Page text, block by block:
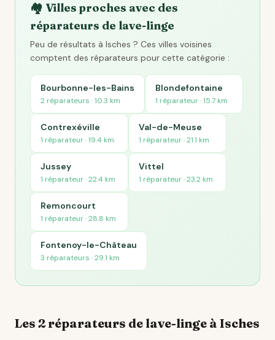
🏘️ Villes proches avec des
réparateurs de lave-linge
Peu de résultats à Isches ? Ces villes voisines
comptent des réparateurs pour cette catégorie :
Bourbonne-les-Bains
2 réparateurs · 10.3 km
Blondefontaine
1 réparateur · 15.7 km
Contrexéville
1 réparateur · 19.4 km
Val-de-Meuse
1 réparateur · 21.1 km
Jussey
1 réparateur · 22.4 km
Vittel
1 réparateur · 23.2 km
Remoncourt
1 réparateur · 28.8 km
Fontenoy-le-Château
3 réparateurs · 29.1 km
Les 2 réparateurs de lave-linge à Isches